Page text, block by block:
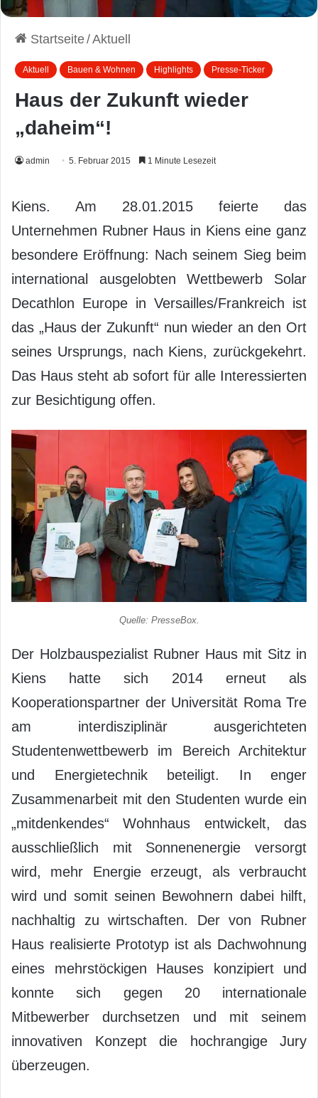
Startseite/Aktuell
Aktuell Bauen & Wohnen Highlights Presse-Ticker
Haus der Zukunft wieder
„daheim“!
admin 5. Februar 2015 1 Minute Lesezeit
Kiens. Am 28.01.2015 feierte das
Unternehmen Rubner Haus in Kiens eine ganz
besondere Eröffnung: Nach seinem Sieg beim
international ausgelobten Wettbewerb Solar
Decathlon Europe in Versailles/Frankreich ist
das „Haus der Zukunft“ nun wieder an den Ort
seines Ursprungs, nach Kiens, zurückgekehrt.
Das Haus steht ab sofort für alle Interessierten
zur Besichtigung offen.
Quelle: PresseBox.
Der Holzbauspezialist Rubner Haus mit Sitz in
Kiens hatte sich 2014 erneut als
Kooperationspartner der Universität Roma Tre
am interdisziplinär ausgerichteten
Studentenwettbewerb im Bereich Architektur
und Energietechnik beteiligt. In enger
Zusammenarbeit mit den Studenten wurde ein
„mitdenkendes“ Wohnhaus entwickelt, das
ausschließlich mit Sonnenenergie versorgt
wird, mehr Energie erzeugt, als verbraucht
wird und somit seinen Bewohnern dabei hilft,
nachhaltig zu wirtschaften. Der von Rubner
Haus realisierte Prototyp ist als Dachwohnung
eines mehrstöckigen Hauses konzipiert und
konnte sich gegen 20 internationale
Mitbewerber durchsetzen und mit seinem
innovativen Konzept die hochrangige Jury
überzeugen.